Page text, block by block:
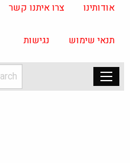
אודותינו צרו איתנו קשר
תנאי שימוש נגישות